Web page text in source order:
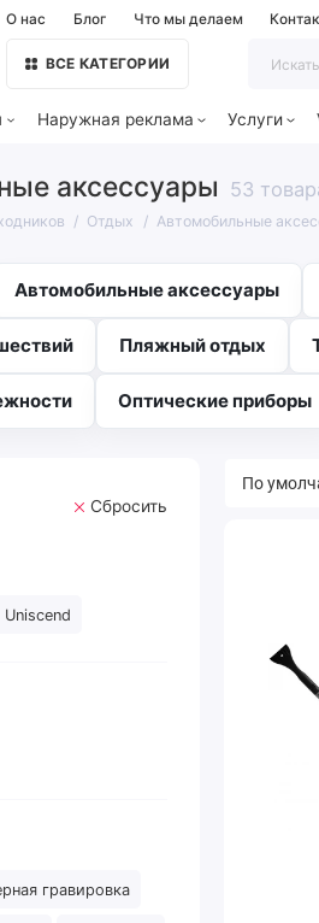
О нас Блог Что мы делаем
ВСЕ КАТЕГОРИИ
Наружная реклама Услуги
аксессуары 53
Отдых Автомобильные
Автомобильные аксессуары
Пляжный отдых
Оптические приборы
Сбросить
Uniscend
гравировка